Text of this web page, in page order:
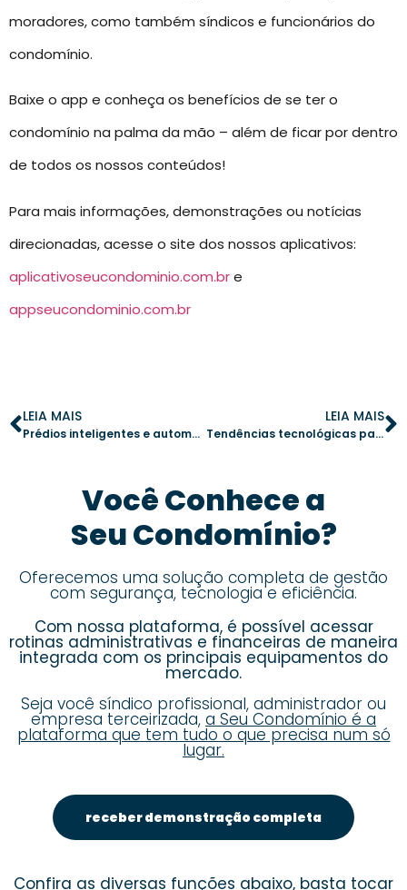
moradores, como também síndicos e funcionários do
condomínio.
Baixe o app e conheça os benefícios de se ter o
condomínio na palma da mão – além de ficar por dentro
de todos os nossos conteúdos!
Para mais informações, demonstrações ou notícias
direcionadas, acesse o site dos nossos aplicativos:
aplicativoseucondominio.com.bre
appseucondominio.com.br
LEIA MAIS
Prédios inteligentes e automação: como melhorar a gestão condominial
LEIA MAIS
Tendências tecnológicas para aumentar a segurança em condomínios
Você Conhece a
Seu Condomínio?
Oferecemos uma solução completa de gestão
com segurança, tecnologia e eficiência.
Com nossa plataforma, é possível acessar
rotinas administrativas e financeiras de maneira
integrada com os principais equipamentos do
mercado.
Seja você síndico profissional, administrador ou
empresa terceirizada, a Seu Condomínio é a
plataforma que tem tudo o que precisa num só
lugar.
receber demonstração completa
Confira as diversas funções abaixo, basta tocar